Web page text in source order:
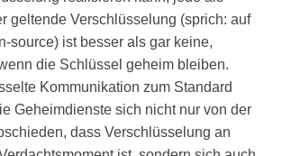
geltende Verschlüsselung (sprich: auf
source) ist besser als gar keine,
die Schlüssel geheim bleiben.
Kommunikation zum Standard
Geheimdienste sich nicht nur von der
dass Verschlüsselung an